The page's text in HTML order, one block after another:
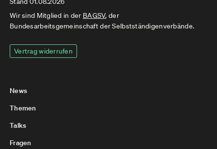
Wir sind Mitglied in der BAGSV, der
Bundesarbeitsgemeinschaft der Selbstständigenverbände.
Vertrag widerrufen
News
Themen
Talks
Fragen